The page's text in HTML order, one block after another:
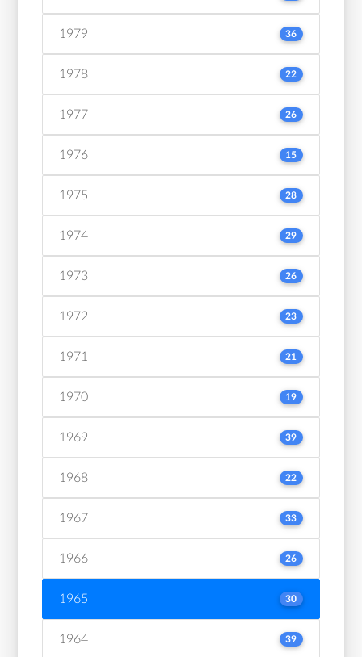
1979 36
1978 22
1977 26
1976 15
1975 28
1974 29
1973 26
1972 23
1971 21
1970 19
1969 39
1968 22
1967 33
1966 26
1965 30
1964 39